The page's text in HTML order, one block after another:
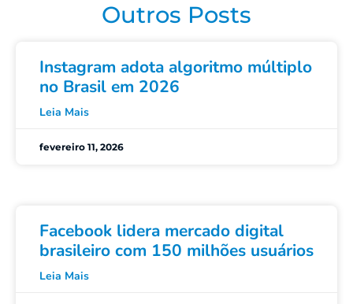
Outros Posts
Instagram adota algoritmo múltiplo
no Brasil em 2026
Leia Mais
fevereiro 11, 2026
Facebook lidera mercado digital
brasileiro com 150 milhões usuários
Leia Mais